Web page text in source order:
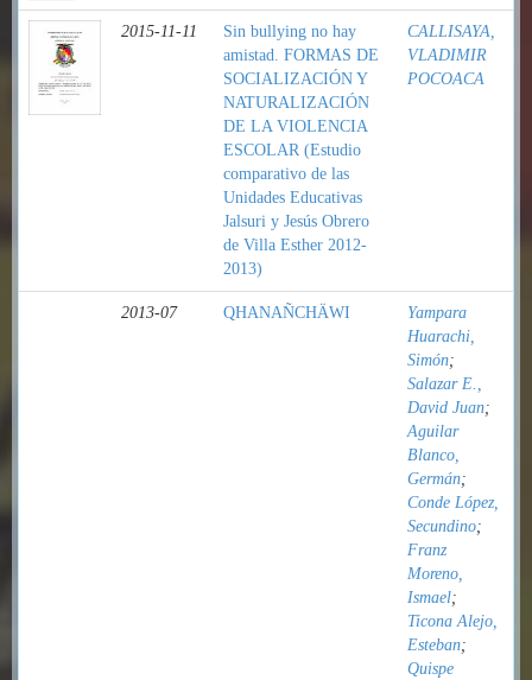
2015-11-11
Sin bullying no hay
amistad. FORMAS DE
SOCIALIZACIÓN Y
NATURALIZACIÓN
DE LA VIOLENCIA
ESCOLAR (Estudio
comparativo de las
Unidades Educativas
Jalsuri y Jesús Obrero
de Villa Esther 2012-
2013)
CALLISAYA,
VLADIMIR
POCOACA
2013-07 QHANAÑCHÄWI
Yampara
Huarachi,
Simón;
Salazar E.,
David Juan;
Aguilar
Blanco,
Germán;
Conde López,
Secundino;
Franz
Moreno,
Ismael;
Ticona Alejo,
Esteban;
Quispe